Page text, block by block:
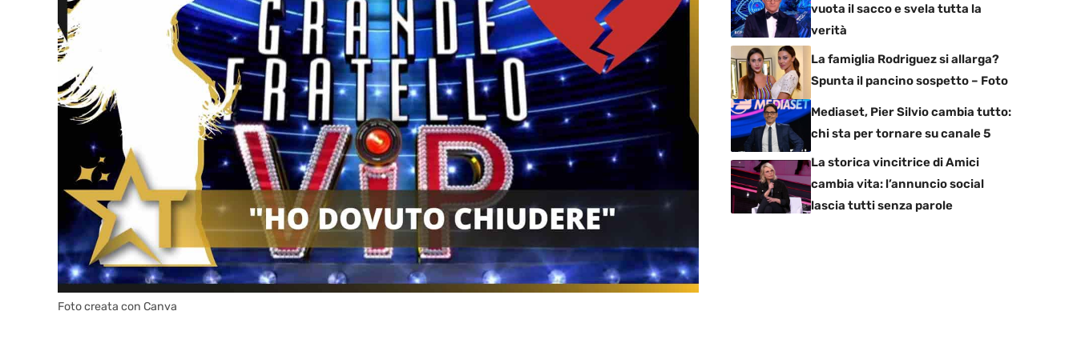
Foto creata con Canva
vuota il sacco e svela tutta la
verità
La famiglia Rodriguez si allarga?
Spunta il pancino sospetto – Foto
Mediaset, Pier Silvio cambia tutto:
chi sta per tornare su canale 5
La storica vincitrice di Amici
cambia vita: l’annuncio social
lascia tutti senza parole